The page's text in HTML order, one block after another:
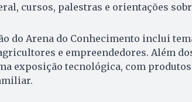
cursos, palestras e orientações
do Arena do Conhecimento inclui
e empreendedores. Além
exposição tecnológica, com